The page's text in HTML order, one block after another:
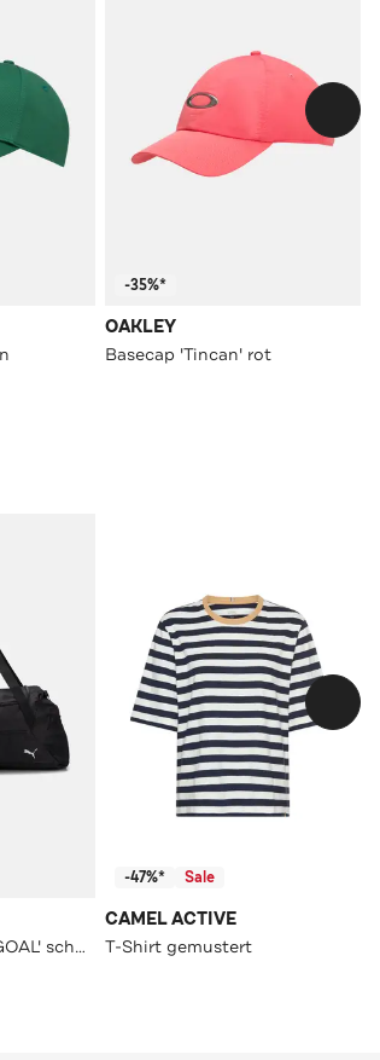
-35%*
OAKLEY
Basecap 'Tincan' rot
Sporttasche 'teamGOAL' schwarz
-47%* Sale
CAMEL ACTIVE
T-Shirt gemustert